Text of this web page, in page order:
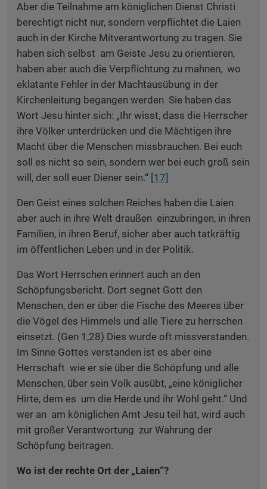
Aber die Teilnahme am königlichen Dienst Christi
berechtigt nicht nur, sondern verpflichtet die Laien
auch in der Kirche Mitverantwortung zu tragen. Sie
haben sich selbst am Geiste Jesu zu orientieren,
haben aber auch die Verpflichtung zu mahnen, wo
eklatante Fehler in der Machtausübung in der
Kirchenleitung begangen werden Sie haben das
Wort Jesu hinter sich: „Ihr wisst, dass die Herrscher
ihre Völker unterdrücken und die Mächtigen ihre
Macht über die Menschen missbrauchen. Bei euch
soll es nicht so sein, sondern wer bei euch groß sein
will, der soll euer Diener sein.“ [17]
Den Geist eines solchen Reiches haben die Laien
aber auch in ihre Welt draußen einzubringen, in ihren
Familien, in ihren Beruf, sicher aber auch tatkräftig
im öffentlichen Leben und in der Politik.
Das Wort Herrschen erinnert auch an den
Schöpfungsbericht. Dort segnet Gott den
Menschen, den er über die Fische des Meeres über
die Vögel des Himmels und alle Tiere zu herrschen
einsetzt. (Gen 1,28) Dies wurde oft missverstanden.
Im Sinne Gottes verstanden ist es aber eine
Herrschaft wie er sie über die Schöpfung und alle
Menschen, über sein Volk ausübt, „eine königlicher
Hirte, dem es um die Herde und ihr Wohl geht.“ Und
wer an am königlichen Amt Jesu teil hat, wird auch
mit großer Verantwortung zur Wahrung der
Schöpfung beitragen.
Wo ist der rechte Ort der „Laien“?